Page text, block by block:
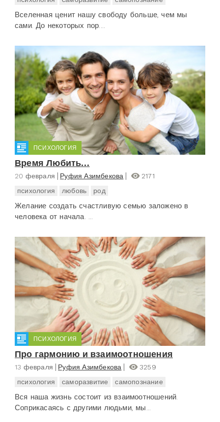
Вселенная ценит нашу свободу больше, чем мы
сами. До некоторых пор....
ПСИХОЛОГИЯ
Время Любить…
20 февраля Руфия Азимбекова
2171
психология
любовь род
Желание создать счастливую семью заложено в
человека от начала. ...
ПСИХОЛОГИЯ
Про гармонию и взаимоотношения
13 февраля Руфия Азимбекова
3259
психология
саморазвитие самопознание
Вся наша жизнь состоит из взаимоотношений.
Соприкасаясь с другими людьми, мы...